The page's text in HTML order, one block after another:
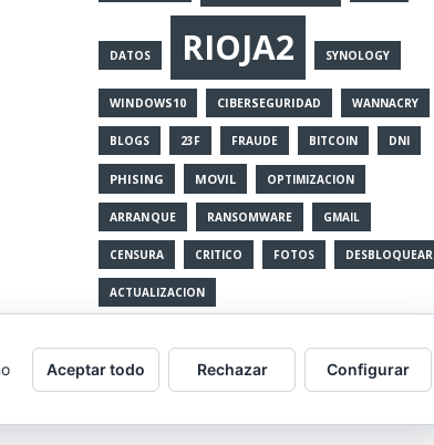
DATOS RIOJA2 SYNOLOGY
WINDOWS10 CIBERSEGURIDAD WANNACRY
BLOGS 23F FRAUDE BITCOIN DNI
PHISING MOVIL OPTIMIZACION
ARRANQUE RANSOMWARE GMAIL
CENSURA CRITICO FOTOS DESBLOQUEAR
ACTUALIZACION
de interés. Al continuar con la navegación
Aceptar todo Rechazar Configurar